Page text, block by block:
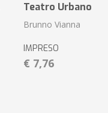
Teatro Urbano
Brunno Vianna
IMPRESO
€ 7,76